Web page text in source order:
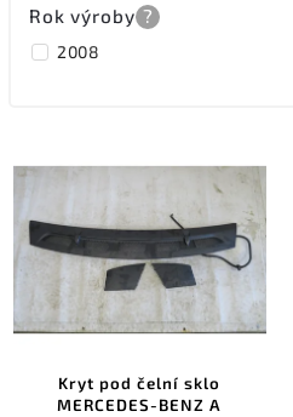
Rok výroby ?
2008
Kryt pod čelní sklo
MERCEDES-BENZ A